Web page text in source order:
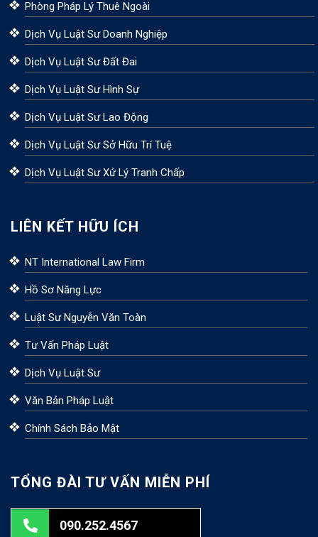
Phòng Pháp Lý Thuê Ngoài
Dịch Vụ Luật Sư Doanh Nghiệp
Dịch Vụ Luật Sư Đất Đai
Dịch Vụ Luật Sư Hình Sự
Dịch Vụ Luật Sư Lao Động
Dịch Vụ Luật Sư Sở Hữu Trí Tuệ
Dịch Vụ Luật Sư Xử Lý Tranh Chấp
LIÊN KẾT HỮU ÍCH
NT International Law Firm
Hồ Sơ Năng Lực
Luật Sư Nguyễn Văn Toàn
Tư Vấn Pháp Luật
Dịch Vụ Luật Sư
Văn Bản Pháp Luật
Chính Sách Bảo Mật
TỔNG ĐÀI TƯ VẤN MIỄN PHÍ
090.252.4567